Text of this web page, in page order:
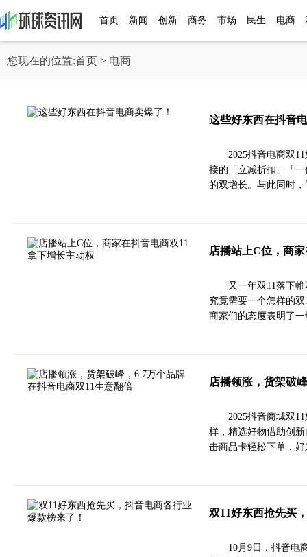
首页 新闻 创新 商务 市场 民生 电商
您现在的位置:首页 > 电商
这些好东西在抖音
2025抖音电商双
接的「立减折扣」「
的双增长。与此同时
店播站上C位，商
又一年双11落下
究竟需要一个怎样的
商家们的态度表明了
店播领涨，货架破
2025抖音商城双
样，精选好物借助创
击商品卡轻松下单，
双11好东西抢先买
10月9日，抖音电